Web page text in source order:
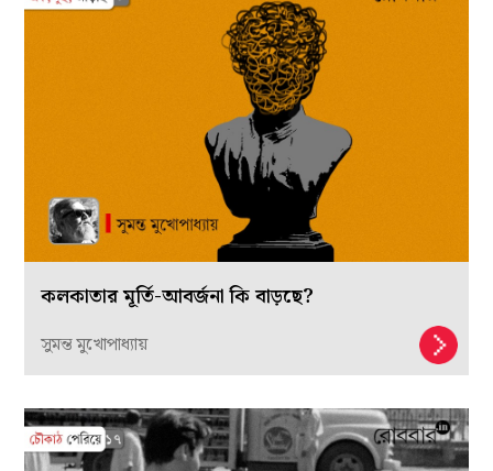
কলকাতার মূর্তি-আবর্জনা কি বাড়ছে?
সুমন্ত মুখোপাধ্যায়